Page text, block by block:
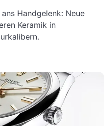
Handgelenk: Neue
Keramik in